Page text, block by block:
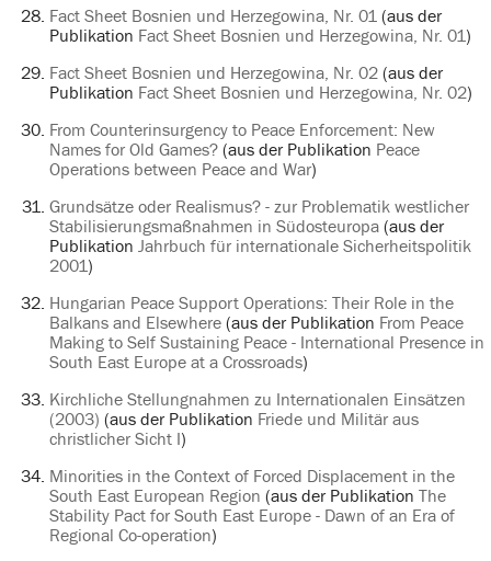
Fact Sheet Bosnien und Herzegowina, Nr. 01 (aus der
Publikation Fact Sheet Bosnien und Herzegowina, Nr. 01 )
Fact Sheet Bosnien und Herzegowina, Nr. 02(aus der
Publikation Fact Sheet Bosnien und Herzegowina, Nr. 02)
From Counterinsurgency to Peace Enforcement: New
Names for Old Games?(aus der Publikation Peace
Operations between Peace and War)
Grundsätze oder Realismus? - zur Problematik westlicher
Stabilisierungsmaßnahmen in Südosteuropa(aus der
Publikation Jahrbuch für internationale Sicherheitspolitik
2001 )
Hungarian Peace Support Operations: Their Role in the
Balkans and Elsewhere(aus der Publikation From Peace
Making to Self Sustaining Peace - International Presence in
South East Europe at a Crossroads)
Kirchliche Stellungnahmen zu Internationalen Einsätzen
(2003) (aus der Publikation Friede und Militär aus
christlicher Sicht I)
Minorities in the Context of Forced Displacement in the
South East European Region (aus der Publikation The
Stability Pact for South East Europe - Dawn of an Era of
Regional Co-operation)